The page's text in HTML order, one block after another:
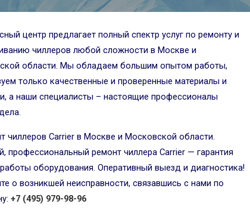
центр предлагает полный спектр услуг по ремонту и
чиллеров любой сложности в Москве и
области. Мы обладаем большим опытом работы,
только качественные и проверенные материалы и
а наши специалисты – настоящие профессионалы
чиллеров Carrier в Москве и Московской области.
профессиональный ремонт чиллера Carrier — гарантия
оборудования. Оперативный выезд и диагностика!
о возникшей неисправности, связавшись с нами по
+7 (495) 979-98-96